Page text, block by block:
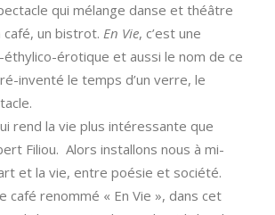
qui mélange danse et théâtre
café, un bistrot. En Vie, c’est une
érotique et aussi le nom de ce
inventé le temps d’un verre, le
rend la vie plus intéressante que
Filiou. Alors installons nous à mi-
et la vie, entre poésie et société.
café renommé « En Vie », dans cet